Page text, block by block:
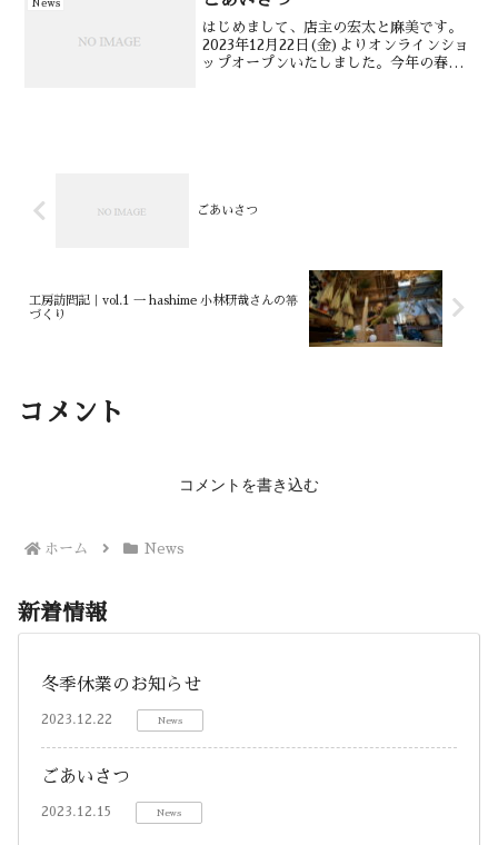
News
はじめまして、店主の宏太と麻美です。
2023年12月22日(金)よりオンラインショ
ップオープンいたしました。今年の春に
ごあいさつ
工房訪問記｜vol.1 一 hashime 小林研哉さんの箒
づくり
コメント
コメントを書き込む
ホーム News
新着情報
冬季休業のお知らせ
2023.12.22 News
ごあいさつ
2023.12.15 News